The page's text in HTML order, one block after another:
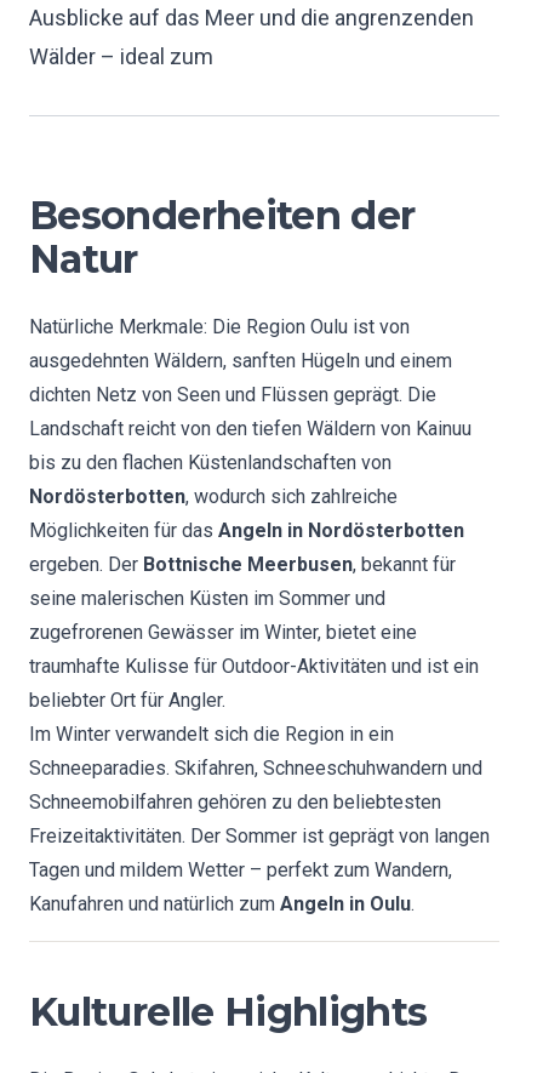
Ausblicke auf das Meer und die angrenzenden
Wälder – ideal zum
Besonderheiten der
Natur
Natürliche Merkmale: Die Region Oulu ist von
ausgedehnten Wäldern, sanften Hügeln und einem
dichten Netz von Seen und Flüssen geprägt. Die
Landschaft reicht von den tiefen Wäldern von Kainuu
bis zu den flachen Küstenlandschaften von
Nordösterbotten, wodurch sich zahlreiche
Möglichkeiten für das Angeln in Nordösterbotten
ergeben. Der Bottnische Meerbusen, bekannt für
seine malerischen Küsten im Sommer und
zugefrorenen Gewässer im Winter, bietet eine
traumhafte Kulisse für Outdoor-Aktivitäten und ist ein
beliebter Ort für Angler.
Im Winter verwandelt sich die Region in ein
Schneeparadies. Skifahren, Schneeschuhwandern und
Schneemobilfahren gehören zu den beliebtesten
Freizeitaktivitäten. Der Sommer ist geprägt von langen
Tagen und mildem Wetter – perfekt zum Wandern,
Kanufahren und natürlich zum Angeln in Oulu.
Kulturelle Highlights